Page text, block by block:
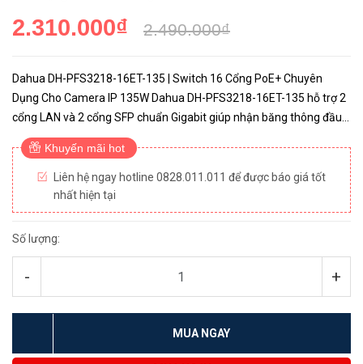
2.310.000₫ 2.490.000₫
Dahua DH-PFS3218-16ET-135 | Switch 16 Cổng PoE+ Chuyên
Dụng Cho Camera IP 135W Dahua DH-PFS3218-16ET-135 hỗ trợ 2
cổng LAN và 2 cổng SFP chuẩn Gigabit giúp nhận băng thông đầu
và tối ưu cũng như chuyển tiếp đến các thiết bị khác dễ dàng
Thôn...
Khuyến mãi hot
Liên hệ ngay hotline 0828.011.011 để được báo giá tốt
nhất hiện tại
Số lượng:
- +
MUA NGAY